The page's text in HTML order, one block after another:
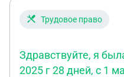
Трудовое право
Здравствуйте, я
2025 г 28 дней, с 1